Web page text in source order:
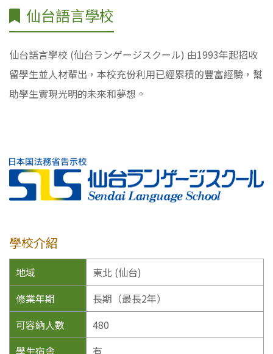
仙台語言學校
仙台語言學校 (仙台ランゲージスクール) 由1993年起招收
留學生並人材輩出，本校充份利用已經累積的豐富經驗，幫
助學生實現光明的未來和夢想。
學校介紹
地域
東北 (仙台)
修業年期
長期（最長2年）
可容納人數
480
學生宿舎
有